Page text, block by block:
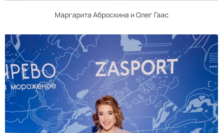
Маргарита Аброскина и Олег Гаас